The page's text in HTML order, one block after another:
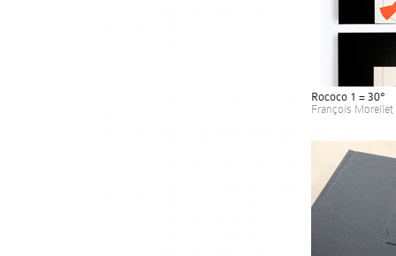
Rococo 1 = 30°
François Morellet